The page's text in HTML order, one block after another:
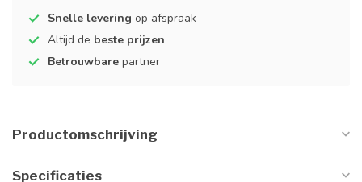
Snelle levering op afspraak
Altijd de beste prijzen
Betrouwbare partner
Productomschrijving
Specificaties